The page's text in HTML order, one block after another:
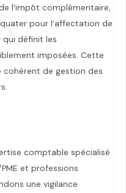
l’impôt complémentaire,
pour l’affectation de
qui définit les
imposées. Cette
de gestion des
comptable spécialisé
et professions
une vigilance